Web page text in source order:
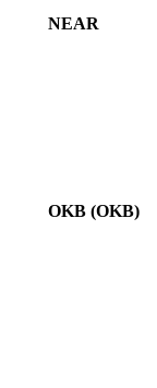
NEAR
OKB (OKB)